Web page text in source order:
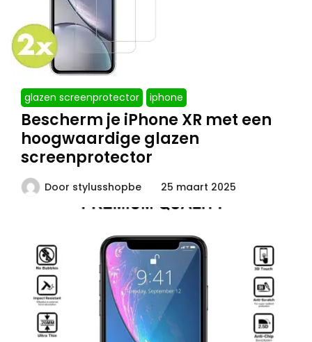
glazen screenprotector iphone
Bescherm je iPhone XR met een
hoogwaardige glazen
screenprotector
Door stylusshopbe 25 maart 2025